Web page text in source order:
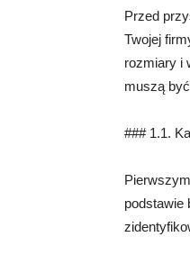
Przed
Twojej
rozmiary i
muszą
### 1.1.
podstawie